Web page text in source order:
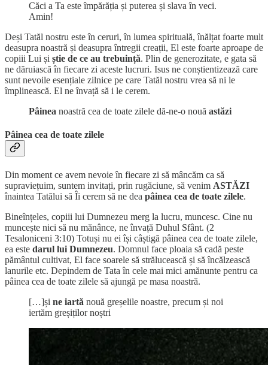
Căci a Ta este împărăția și puterea și slava în veci.
Amin!
Deși Tatăl nostru este în ceruri, în lumea spirituală, înălțat foarte mult
deasupra noastră și deasupra întregii creații, El este foarte aproape de
copiii Lui și știe de ce au trebuință. Plin de generozitate, e gata să
ne dăruiască în fiecare zi aceste lucruri. Isus ne conștientizează care
sunt nevoile esențiale zilnice pe care Tatăl nostru vrea să ni le
împlinească. El ne învață să i le cerem.
Pâinea noastră cea de toate zilele dă-ne-o nouă astăzi
Pâinea cea de toate zilele
Din moment ce avem nevoie în fiecare zi să mâncăm ca să
supraviețuim, suntem invitați, prin rugăciune, să venim ASTĂZI
înaintea Tatălui să Îi cerem să ne dea pâinea cea de toate zilele.
Bineînțeles, copiii lui Dumnezeu merg la lucru, muncesc. Cine nu
muncește nici să nu mănânce, ne învață Duhul Sfânt. (2
Tesaloniceni 3:10) Totuși nu ei își câștigă pâinea cea de toate zilele,
ea este darul lui Dumnezeu. Domnul face ploaia să cadă peste
pământul cultivat, El face soarele să strălucească și să încălzească
lanurile etc. Depindem de Tata în cele mai mici amănunte pentru ca
pâinea cea de toate zilele să ajungă pe masa noastră.
[…]și ne iartă nouă greșelile noastre, precum și noi
iertăm greșiților noștri